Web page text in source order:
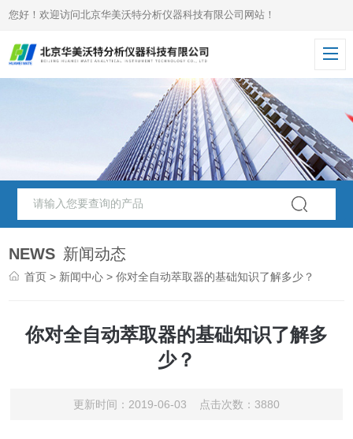
您好！欢迎访问北京华美沃特分析仪器科技有限公司网站！
NEWS 新闻动态
首页 > 新闻中心 > 你对全自动萃取器的基础知识了解多少？
你对全自动萃取器的基础知识了解多
少？
更新时间：2019-06-03 点击次数：3880